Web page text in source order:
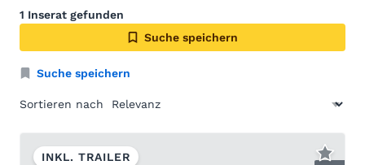
1 Inserat gefunden
Suche speichern
Suche speichern
Sortieren nach
INKL. TRAILER